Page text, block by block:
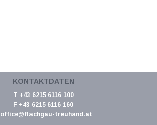
KONTAKTDATEN
T +43 6215 6116 100
F +43 6215 6116 160
office@flachgau-treuhand.at